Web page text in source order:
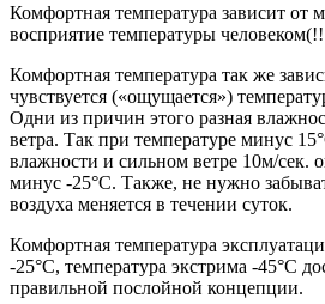
Комфортная температура зависит от
восприятие температуры
Комфортная температура так же
чувствуется («ощущается»)
Одни из причин этого разная
ветра. Так при температуре минус
влажности и сильном ветре 10м/сек.
минус -25°С. Также, не нужно
воздуха меняется в течении суток.
Комфортная температура
-25°С, температура экстрима -45°С
правильной послойной концепции.